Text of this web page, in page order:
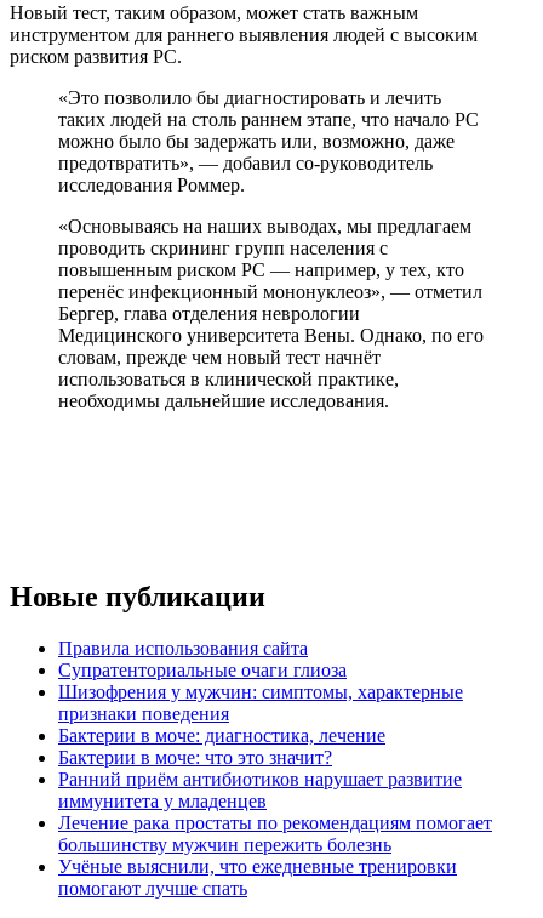
Новый тест, таким образом, может стать важным
инструментом для раннего выявления людей с высоким
риском развития РС.
«Это позволило бы диагностировать и лечить
таких людей на столь раннем этапе, что начало РС
можно было бы задержать или, возможно, даже
предотвратить», — добавил со-руководитель
исследования Роммер.
«Основываясь на наших выводах, мы предлагаем
проводить скрининг групп населения с
повышенным риском РС — например, у тех, кто
перенёс инфекционный мононуклеоз», — отметил
Бергер, глава отделения неврологии
Медицинского университета Вены. Однако, по его
словам, прежде чем новый тест начнёт
использоваться в клинической практике,
необходимы дальнейшие исследования.
Новые публикации
Правила использования сайта
Супратенториальные очаги глиоза
Шизофрения у мужчин: симптомы, характерные
признаки поведения
Бактерии в моче: диагностика, лечение
Бактерии в моче: что это значит?
Ранний приём антибиотиков нарушает развитие
иммунитета у младенцев
Лечение рака простаты по рекомендациям помогает
большинству мужчин пережить болезнь
Учёные выяснили, что ежедневные тренировки
помогают лучше спать